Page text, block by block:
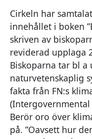
Cirkeln har
innehållet i boken
skriven av
reviderad upplaga
Biskoparna tar bl a
naturvetenskaplig
fakta från FN:s
(Intergovernmental
Berör oro över
på. ”Oavsett hur